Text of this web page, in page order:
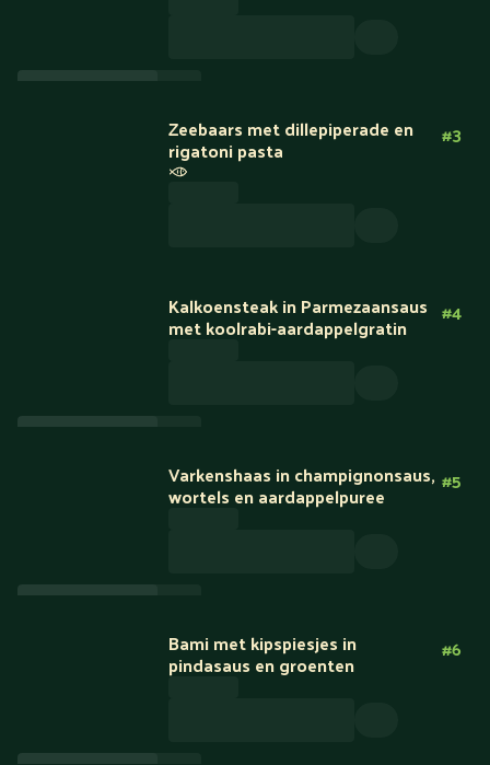
Zeebaars met dillepiperade en
rigatoni pasta
#3
Kalkoensteak in Parmezaansaus
met koolrabi-aardappelgratin
#4
Varkenshaas in champignonsaus,
wortels en aardappelpuree
#5
Bami met kipspiesjes in
pindasaus en groenten
#6